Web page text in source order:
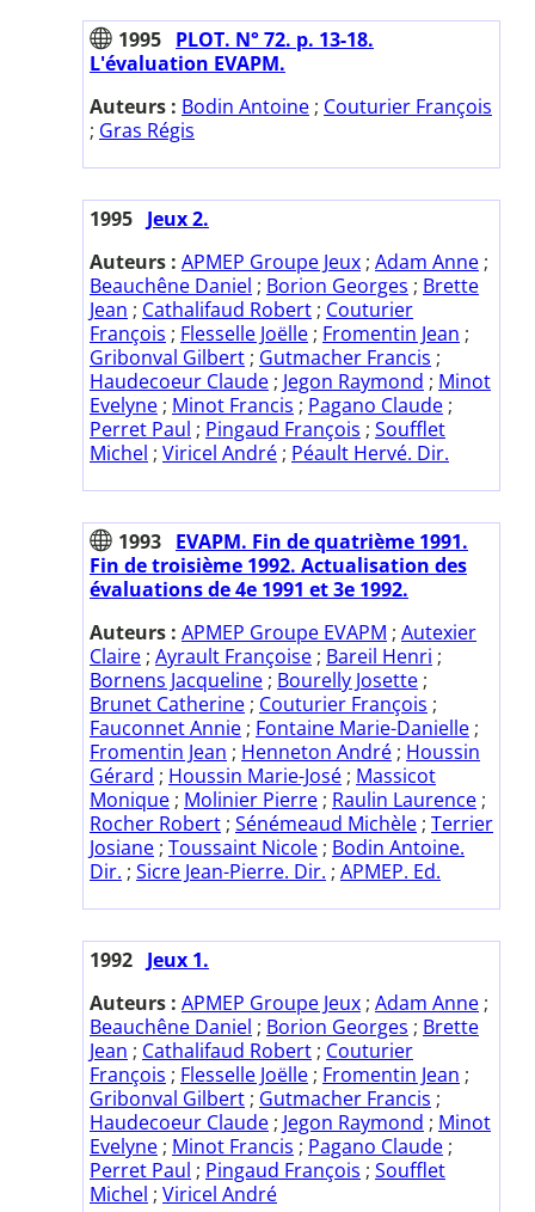
1995 PLOT. N° 72. p. 13-18.
L'évaluation EVAPM.
Auteurs : Bodin Antoine ; Couturier François
; Gras Régis
1995 Jeux 2.
Auteurs : APMEP Groupe Jeux ; Adam Anne ;
Beauchêne Daniel ; Borion Georges ; Brette
Jean ; Cathalifaud Robert ; Couturier
François ; Flesselle Joëlle ; Fromentin Jean ;
Gribonval Gilbert ; Gutmacher Francis ;
Haudecoeur Claude ; Jegon Raymond ; Minot
Evelyne ; Minot Francis ; Pagano Claude ;
Perret Paul ; Pingaud François ; Soufflet
Michel ; Viricel André ; Péault Hervé. Dir.
1993 EVAPM. Fin de quatrième 1991.
Fin de troisième 1992. Actualisation des
évaluations de 4e 1991 et 3e 1992.
Auteurs : APMEP Groupe EVAPM ; Autexier
Claire ; Ayrault Françoise ; Bareil Henri ;
Bornens Jacqueline ; Bourelly Josette ;
Brunet Catherine ; Couturier François ;
Fauconnet Annie ; Fontaine Marie-Danielle ;
Fromentin Jean ; Henneton André ; Houssin
Gérard ; Houssin Marie-José ; Massicot
Monique ; Molinier Pierre ; Raulin Laurence ;
Rocher Robert ; Sénémeaud Michèle ; Terrier
Josiane ; Toussaint Nicole ; Bodin Antoine.
Dir. ; Sicre Jean-Pierre. Dir. ; APMEP. Ed.
1992 Jeux 1.
Auteurs : APMEP Groupe Jeux ; Adam Anne ;
Beauchêne Daniel ; Borion Georges ; Brette
Jean ; Cathalifaud Robert ; Couturier
François ; Flesselle Joëlle ; Fromentin Jean ;
Gribonval Gilbert ; Gutmacher Francis ;
Haudecoeur Claude ; Jegon Raymond ; Minot
Evelyne ; Minot Francis ; Pagano Claude ;
Perret Paul ; Pingaud François ; Soufflet
Michel ; Viricel André